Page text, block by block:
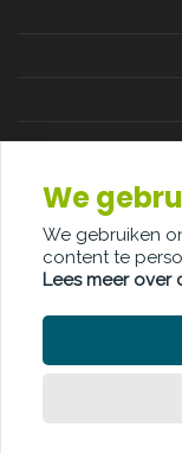
PRIVACY POLICY
We
We gebruiken
content te
Lees meer over